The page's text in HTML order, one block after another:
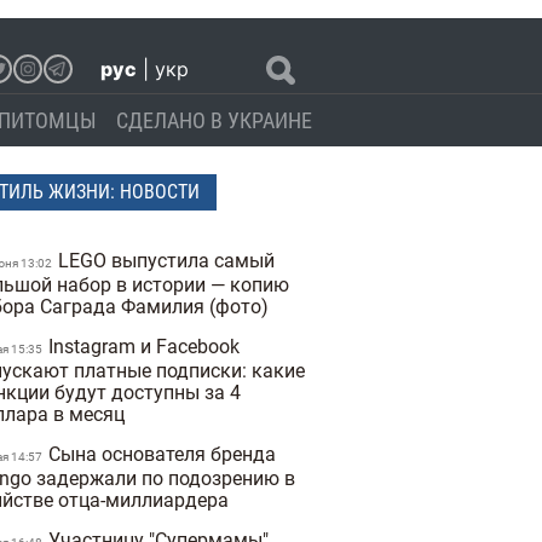
рус укр
ПИТОМЦЫ СДЕЛАНО В УКРАИНЕ
ЖИЗНИ: НОВОСТИ
13:02
LEGO выпустила самый
набор в истории — копию
Саграда Фамилия (фото)
15:35 Instagram и Facebook
платные подписки: какие
будут доступны за 4
в месяц
14:57
Сына основателя бренда
задержали по подозрению в
отца-миллиардера